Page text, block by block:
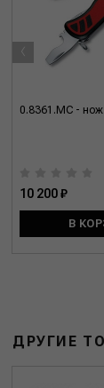
0.8361.MC -
10 200 ₽
В
‹
ДРУГИЕ